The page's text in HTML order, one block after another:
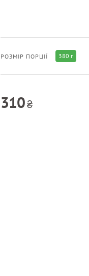
РОЗМІР ПОРЦІЇ 380 г
310₴